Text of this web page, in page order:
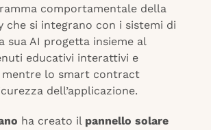
comportamentale della
che si integrano con i sistemi di
sua AI progetta insieme al
educativi interattivi e
mentre lo smart contract
dell’applicazione.
ha creato il pannello solare